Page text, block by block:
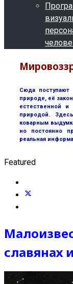
Сюда
природе, её
естественной и
природой.
коварным
но постоянно
реальная
Featured
славянах